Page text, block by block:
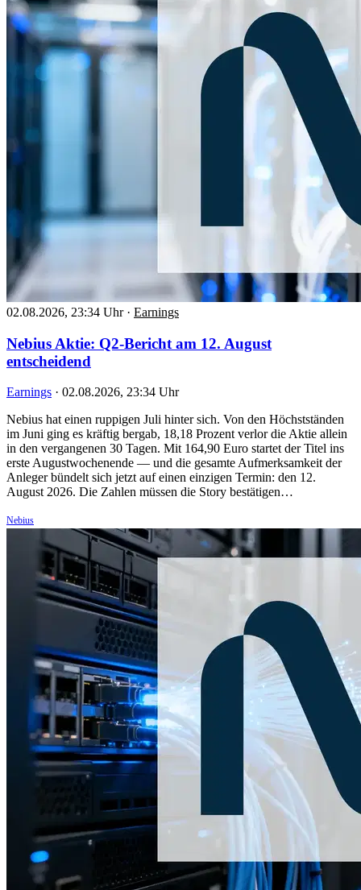
02.08.2026, 23:34 Uhr · Earnings
Nebius Aktie: Q2-Bericht am 12. August
entscheidend
Earnings · 02.08.2026, 23:34 Uhr
Nebius hat einen ruppigen Juli hinter sich. Von den Höchstständen
im Juni ging es kräftig bergab, 18,18 Prozent verlor die Aktie allein
in den vergangenen 30 Tagen. Mit 164,90 Euro startet der Titel ins
erste Augustwochenende — und die gesamte Aufmerksamkeit der
Anleger bündelt sich jetzt auf einen einzigen Termin: den 12.
August 2026. Die Zahlen müssen die Story bestätigen…
Nebius